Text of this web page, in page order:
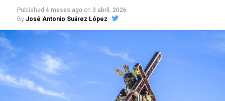
Published 4 meses ago on 3 abril, 2026
By José Antonio Suárez López